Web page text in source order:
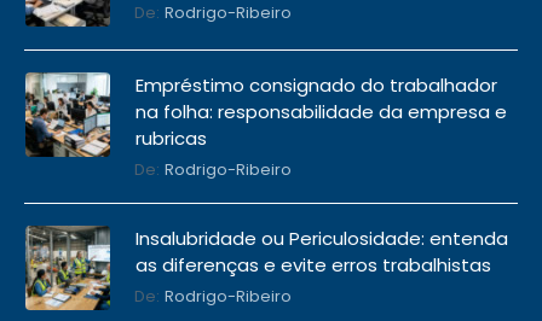
De: Rodrigo-Ribeiro
Empréstimo consignado do trabalhador
na folha: responsabilidade da empresa e
rubricas
De: Rodrigo-Ribeiro
Insalubridade ou Periculosidade: entenda
as diferenças e evite erros trabalhistas
De: Rodrigo-Ribeiro